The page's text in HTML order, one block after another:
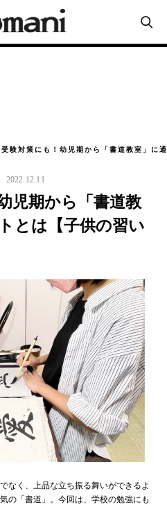
受験対策にも！幼児期から「書道教室」に
2022.12.11
児期から「書道教
とは【子供の習い
なく、上品な立ち振る舞いができるよ
の「書道」。今回は、学校の勉強にも